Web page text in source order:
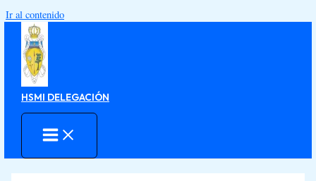
Ir al contenido
HSMI DELEGACIÓN